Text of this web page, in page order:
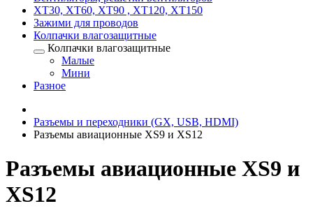
XT30, XT60, XT90 , XT120, XT150
Зажими для проводов
Колпачки влагозащитные
Колпачки влагозащитные
Малые
Мини
Разное
Разъемы и переходники (GX, USB, HDMI)
Разъемы авиационные XS9 и XS12
Разъемы авиационные XS9 и
XS12